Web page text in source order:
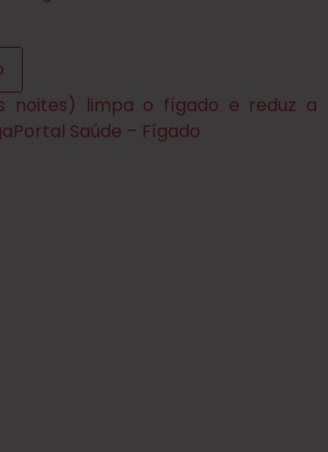
noites) limpa o fígado e reduz a
Portal Saúde – Fígado